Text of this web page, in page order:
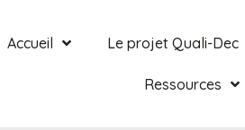
Accueil Le projet Quali-Dec
Ressources